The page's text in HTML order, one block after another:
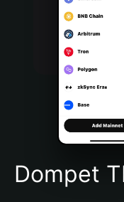
Português (Portugal)
Bahasa Indonesia
Português (Brasil)
Español (Argentina)
Dompet